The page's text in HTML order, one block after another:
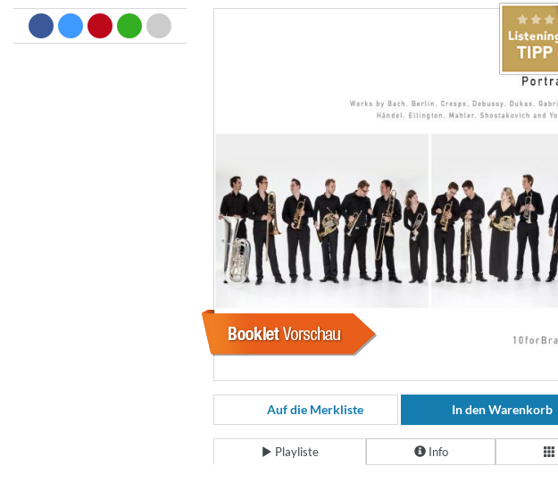
Coherence
Cindy Blackman Santana
Genre:Jazz
Auf die Merkliste In den Warenkorb
Playliste Info